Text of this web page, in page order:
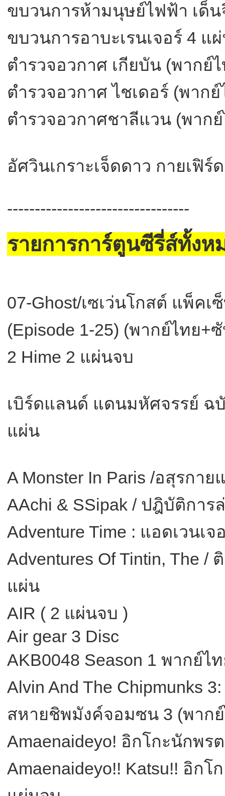
ขบวนการห้ามนุษย์ไฟฟ้า เด็
ขบวนการอาบะเรนเจอร์ 4 แ
ตำรวจอวกาศ เกียบัน (พากย์
ตำรวจอวกาศ ไชเดอร์ (พาก
ตำรวจอวกาศชาลีแวน (พาก
อัศวินเกราะเจ็ดดาว กายเฟิ
---------------------------------
รายการการ์ตูนซีรี่ส์ทั้งห
07-Ghost/เซเว่นโกสต์ แพ็คเ
(Episode 1-25) (พากย์ไทย+
2 Hime 2 แผ่นจบ
เบิร์ดแลนด์ แดนมหัศจรรย์ ฉ
แผ่น
A Monster In Paris /อสุรกา
AAchi & SSipak / ปฎิบัติกา
Adventure Time : แอดเวนเ
Adventures Of Tintin, The
แผ่น
AIR ( 2 แผ่นจบ )
Air gear 3 Disc
AKB0048 Season 1 พากย์
Alvin And The Chipmunks
สหายชิพมังค์จอมซน 3 (พาก
Amaenaideyo! อิกโกะนักพ
Amaenaideyo!! Katsu!! อิก